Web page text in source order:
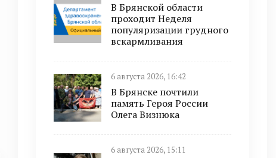
В Брянской области
проходит Неделя
популяризации грудного
вскармливания
6 августа 2026, 16:42
В Брянске почтили
память Героя России
Олега Визнюка
6 августа 2026, 15:11